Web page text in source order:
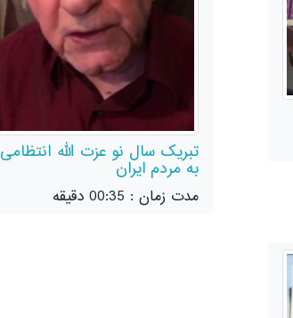
تبریک سال نو عزت الله انتظامی
به مردم ایران
مدت زمان : 00:35 دقیقه